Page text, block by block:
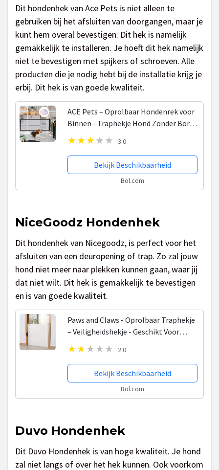
Dit hondenhek van Ace Pets is niet alleen te
gebruiken bij het afsluiten van doorgangen, maar je
kunt hem overal bevestigen. Dit hek is namelijk
gemakkelijk te installeren. Je hoeft dit hek namelijk
niet te bevestigen met spijkers of schroeven. Alle
producten die je nodig hebt bij de installatie krijg je
erbij. Dit hek is van goede kwaliteit.
ACE Pets – Oprolbaar Hondenrek voor
Binnen - Traphekje Hond Zonder Boren
- Veiligheidshek Deurhekje - 180 x 72 cm
- Zwart
3.0
Bekijk Beschikbaarheid
Bol.com
NiceGoodz Hondenhek
Dit hondenhek van Nicegoodz, is perfect voor het
afsluiten van een deuropening of trap. Zo zal jouw
hond niet meer naar plekken kunnen gaan, waar jij
dat niet wilt. Dit hek is gemakkelijk te bevestigen
en is van goede kwaliteit.
Paws and Claws - Oprolbaar Traphekje
– Veiligheidshekje - Geschikt Voor
Trappen en Deuropeningen –
Hondenhek - Kinderveiligheid 115 CM –
Wit
2.0
Bekijk Beschikbaarheid
Bol.com
Duvo Hondenhek
Dit Duvo Hondenhek is van hoge kwaliteit. Je hond
zal niet langs of over het hek kunnen. Ook voorkom